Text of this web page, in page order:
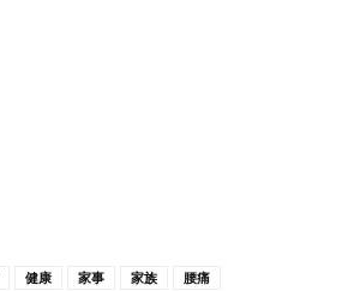
健康 家事 家族 腰痛